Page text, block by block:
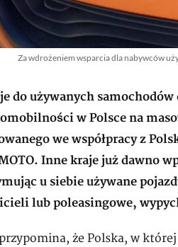
Za wdrożeniem wsparcia dla nabywców
do używanych
w Polsce na
we współpracy z
Inne kraje już dawno
u siebie używane
lub poleasingowe,
że Polska, w